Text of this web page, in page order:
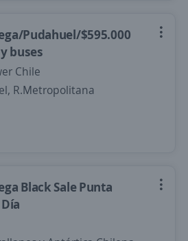
Pudahuel/$595.000
buses
Chile
R.Metropolitana
Black Sale Punta